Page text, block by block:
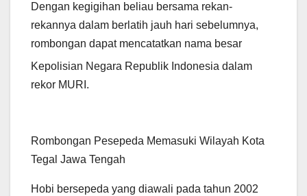
Dengan kegigihan beliau bersama rekan-
rekannya dalam berlatih jauh hari sebelumnya,
rombongan dapat mencatatkan nama besar
Kepolisian Negara Republik Indonesia dalam
rekor MURI.
Rombongan Pesepeda Memasuki Wilayah Kota
Tegal Jawa Tengah
Hobi bersepeda yang diawali pada tahun 2002